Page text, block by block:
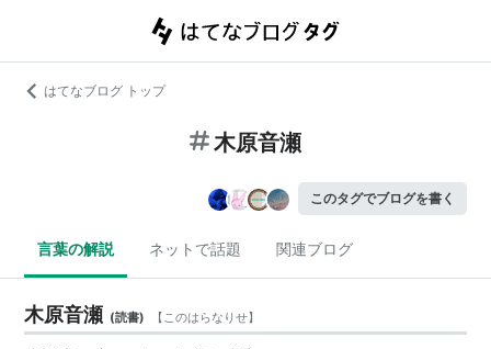
はてなブログ トップ
木原音瀬
このタグでブログを書く
言葉の解説 ネットで話題 関連ブログ
木原音瀬 (読書) 【このはらなりせ】